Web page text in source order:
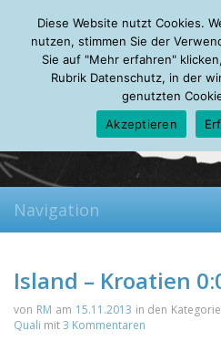
Saturday, 08.08.2026
Mein Account
About
Navigation
Island – Kroatien
von RM am 15.11.2013 in den
Quali mit3 Kommentaren
Diese Website nutzt Cookies.
nutzen, stimmen Sie der
Sie auf "Mehr erfahren"
Rubrik Datenschutz, in der
genutzten
Akzeptieren